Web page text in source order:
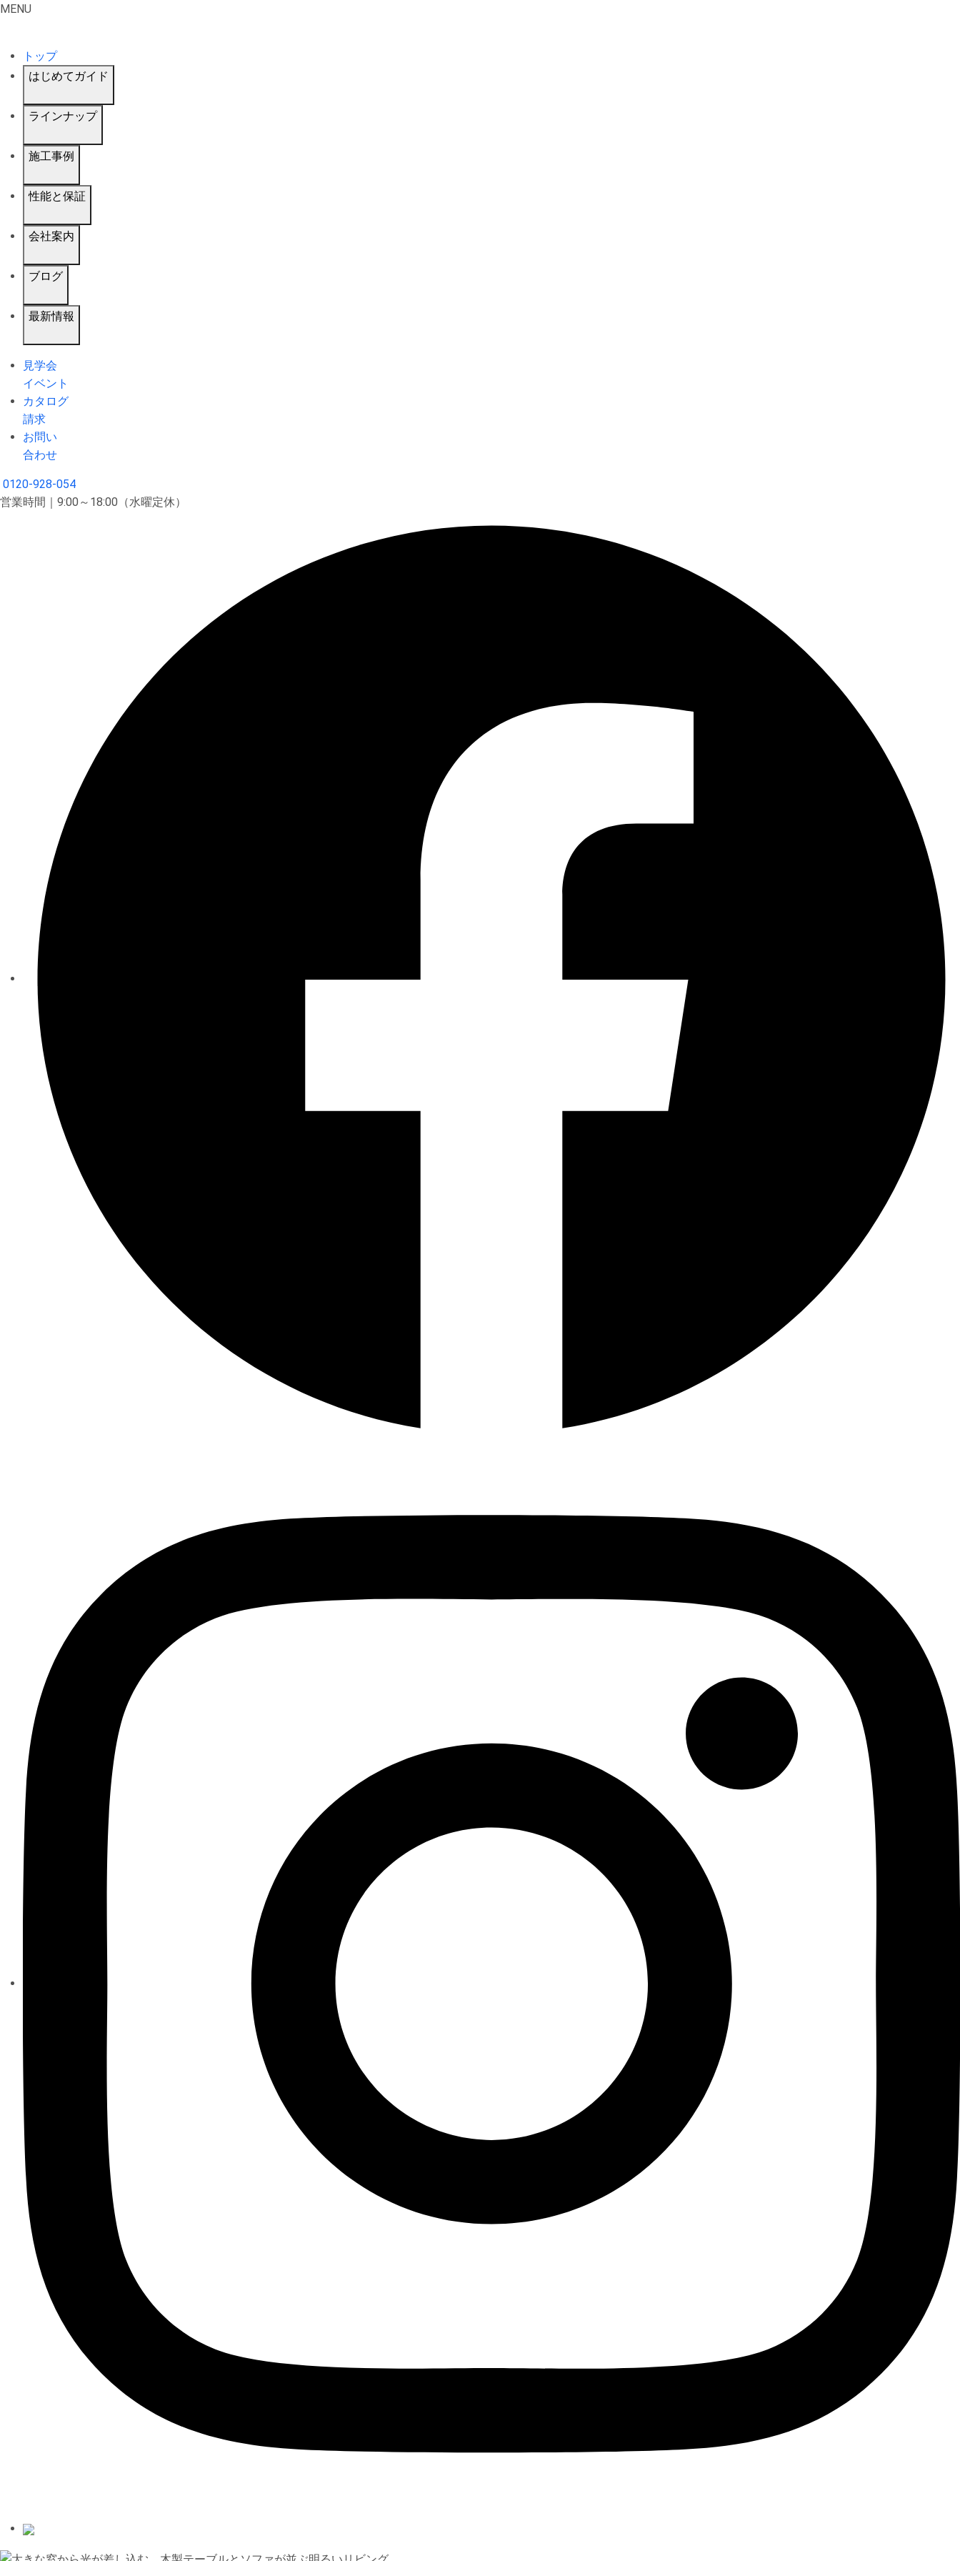
MENU
トップ
はじめてガイド
ラインナップ
施工事例
性能と保証
会社案内
ブログ
最新情報
見学会
イベント
カタログ
請求
お問い
合わせ
0120-928-054
営業時間｜9:00～18:00（水曜定休）